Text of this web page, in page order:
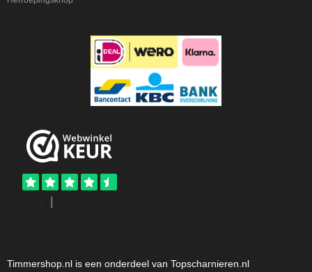
Timmershop.nl is een onderdeel van Topscharnieren.nl